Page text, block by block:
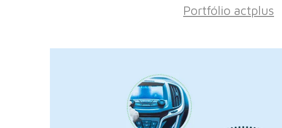
Portfólio actplus